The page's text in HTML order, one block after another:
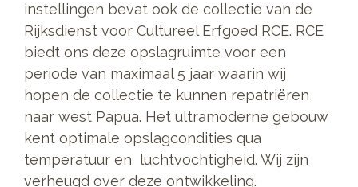
instellingen bevat ook de collectie van de
Rijksdienst voor Cultureel Erfgoed RCE. RCE
biedt ons deze opslagruimte voor een
periode van maximaal 5 jaar waarin wij
hopen de collectie te kunnen repatriëren
naar west Papua. Het ultramoderne gebouw
kent optimale opslagcondities qua
temperatuur en luchtvochtigheid. Wij zijn
verheugd over deze ontwikkeling.